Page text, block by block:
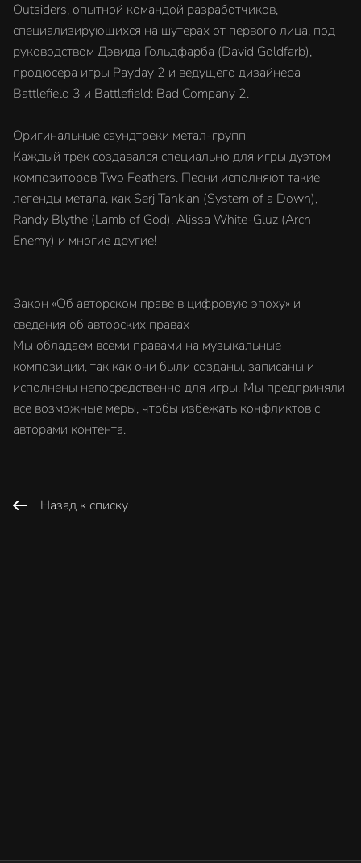
Outsiders, опытной командой разработчиков,
специализирующихся на шутерах от первого лица, под
руководством Дэвида Гольдфарба (David Goldfarb),
продюсера игры Payday 2 и ведущего дизайнера
Battlefield 3 и Battlefield: Bad Company 2.
Оригинальные саундтреки метал-групп
Каждый трек создавался специально для игры дуэтом
композиторов Two Feathers. Песни исполняют такие
легенды метала, как Serj Tankian (System of a Down),
Randy Blythe (Lamb of God), Alissa White-Gluz (Arch
Enemy) и многие другие!
Закон «Об авторском праве в цифровую эпоху» и
сведения об авторских правах
Мы обладаем всеми правами на музыкальные
композиции, так как они были созданы, записаны и
исполнены непосредственно для игры. Мы предприняли
все возможные меры, чтобы избежать конфликтов с
авторами контента.
Назад к списку